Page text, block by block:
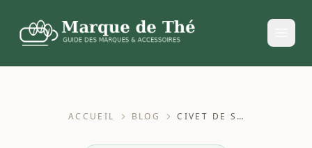
ACCUEIL BLOG CIVET DE SANGLIER RECETTE : TENDRE, RICHE ET FACILE À RÉUSSIR